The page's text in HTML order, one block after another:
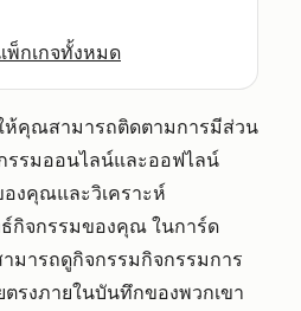
กเกจทั้งหมด
ห้คุณสามารถติดตามการมีส่วน
รรมออนไลน์และออฟไลน์
งคุณและวิเคราะห์
กิจกรรมของคุณ ในการ์ด
มารถดูกิจกรรมกิจกรรมการ
รงภายในบันทึกของพวกเขา